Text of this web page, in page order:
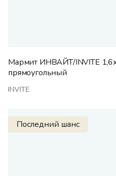
Мармит ИНВАЙТ/INVITE
прямоугольный
INVITE
Последний шанс